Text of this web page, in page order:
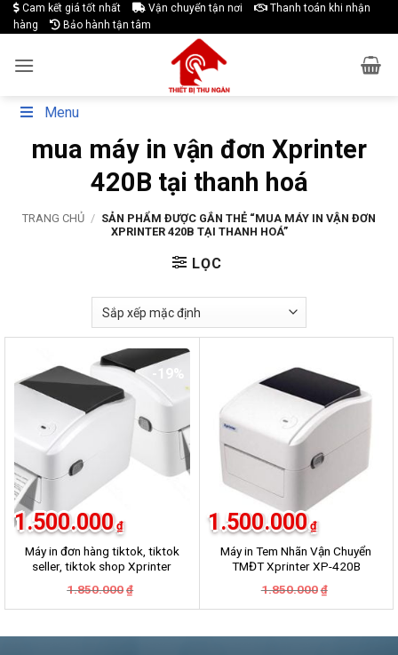
Skip
to
Cam kết giá tốt nhất Vận chuyển tận nơi
Thanh toán khi nhận
hàng
Bảo hành tận tâm
Menu
mua máy in vận đơn Xprinter
420B tại thanh hoá
TRANG CHỦ / SẢN PHẨM ĐƯỢC GẮN THẺ “MUA MÁY IN VẬN ĐƠN
XPRINTER 420B TẠI THANH HOÁ”
LỌC
-19%
Máy in đơn hàng tiktok, tiktok
seller, tiktok shop Xprinter
1.850.000 ₫
là:
1.500.000 ₫
tại
1.500.000₫.
Máy in Tem Nhãn Vận Chuyển
TMĐT Xprinter XP-420B
1.850.000 ₫
là:
1.500.000 ₫
tại
1.500.000₫.